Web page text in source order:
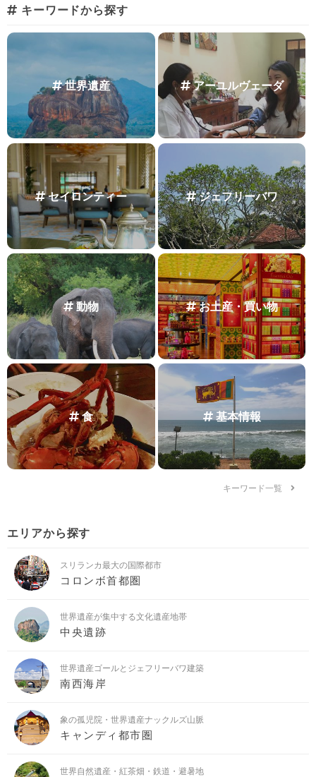
キーワードから探す
世界遺産 アーユルヴェーダ
セイロンティー ジェフリーバワ
動物 お土産・買い物
食 基本情報
キーワード一覧
エリアから探す
スリランカ最大の国際都市
コロンボ首都圏
世界遺産が集中する文化遺産地帯
中央遺跡
世界遺産ゴールとジェフリーバワ建築
南西海岸
象の孤児院・世界遺産ナックルズ山脈
キャンディ都市圏
世界自然遺産・紅茶畑・鉄道・避暑地